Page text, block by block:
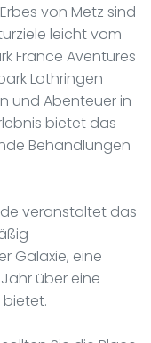
von Metz sind
leicht vom
France Aventures
Lothringen
und Abenteuer in
bietet das
Behandlungen
veranstaltet das
Galaxie, eine
über eine
bietet.